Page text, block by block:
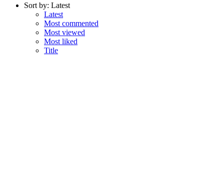
Sort by: Latest
Latest
Most commented
Most viewed
Most liked
Title